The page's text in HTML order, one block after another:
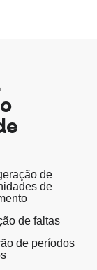
de
de
de faltas
de períodos